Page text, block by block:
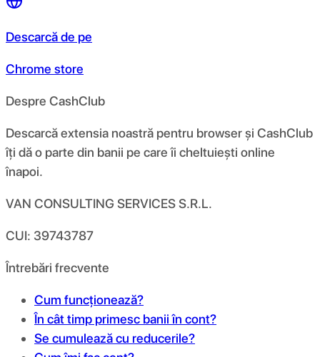
Descarcă de pe
Chrome store
Despre CashClub
Descarcă extensia noastră pentru browser și CashClub
îți dă o parte din banii pe care îi cheltuiești online
înapoi.
VAN CONSULTING SERVICES S.R.L.
CUI: 39743787
Întrebări frecvente
Cum funcționează?
În cât timp primesc banii în cont?
Se cumulează cu reducerile?